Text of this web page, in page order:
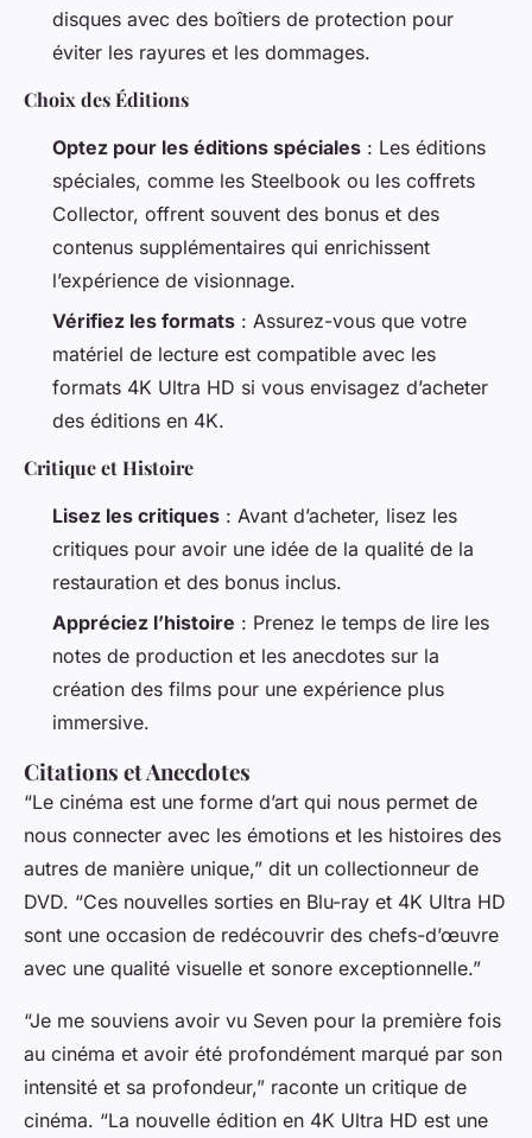
disques avec des boîtiers de protection pour
éviter les rayures et les dommages.
Choix des Éditions
Optez pour les éditions spéciales : Les éditions
spéciales, comme les Steelbook ou les coffrets
Collector, offrent souvent des bonus et des
contenus supplémentaires qui enrichissent
l’expérience de visionnage.
Vérifiez les formats : Assurez-vous que votre
matériel de lecture est compatible avec les
formats 4K Ultra HD si vous envisagez d’acheter
des éditions en 4K.
Critique et Histoire
Lisez les critiques : Avant d’acheter, lisez les
critiques pour avoir une idée de la qualité de la
restauration et des bonus inclus.
Appréciez l’histoire : Prenez le temps de lire les
notes de production et les anecdotes sur la
création des films pour une expérience plus
immersive.
Citations et Anecdotes
“Le cinéma est une forme d’art qui nous permet de
nous connecter avec les émotions et les histoires des
autres de manière unique,” dit un collectionneur de
DVD. “Ces nouvelles sorties en Blu-ray et 4K Ultra HD
sont une occasion de redécouvrir des chefs-d’œuvre
avec une qualité visuelle et sonore exceptionnelle.”
“Je me souviens avoir vu Seven pour la première fois
au cinéma et avoir été profondément marqué par son
intensité et sa profondeur,” raconte un critique de
cinéma. “La nouvelle édition en 4K Ultra HD est une